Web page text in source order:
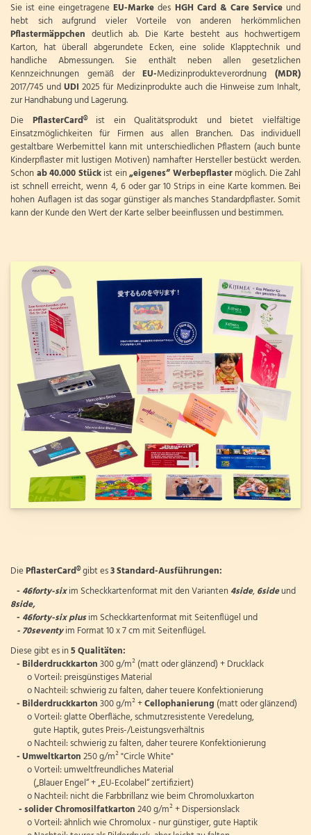
Sie ist eine eingetrageneEU-Markedes HGH Card & Care Serviceund
hebt sich aufgrund vieler Vorteile von anderen herkömmlichen
Pflastermäppchen deutlich ab. Die Karte besteht aus hochwertigem
Karton, hat überall abgerundete Ecken, eine solide Klapptechnik und
handliche Abmessungen. Sie enthält neben allen gesetzlichen
Kennzeichnungen gemäß derEU-Medizinprodukteverordnung (MDR)
2017/745 undUDI2025 für Medizinprodukte auch die Hinweise zum Inhalt,
zur Handhabung und Lagerung.
Die PflasterCard® ist ein Qualitätsprodukt und bietet vielfältige
Einsatzmöglichkeiten für Firmen aus allen Branchen. Das individuell
gestaltbare Werbemittel kann mit unterschiedlichen Pflastern (auch bunte
Kinderpflaster mit lustigen Motiven) namhafter Hersteller bestückt werden.
Schonab40.000 Stückist ein„eigenes“ Werbepflastermöglich. Die Zahl
ist schnell erreicht, wenn 4, 6 oder gar 10 Strips in eine Karte kommen. Bei
hohen Auflagen ist das sogar günstiger als manches Standardpflaster. Somit
kann der Kunde den Wert der Karte selber beeinflussen und bestimmen.
DiePflasterCard®gibt es3 Standard-Ausführungen:
- 46forty-sixim Scheckkartenformat mit den Varianten4side,6sideund
8side,
- 46forty-six plusim Scheckkartenformat mit Seitenflügel und
- 70seventyim Format 10 x 7 cm mit Seitenflügel.
Diese gibt es in5 Qualitäten:
- Bilderdruckkarton300 g/m² (matt oder glänzend) + Drucklack
o Vorteil: preisgünstiges Material
o Nachteil: schwierig zu falten, daher teuere Konfektionierung
- Bilderdruckkarton300 g/m² +Cellophanierung (matt oder glänzend)
o Vorteil: glatte Oberfläche, schmutzresistente Veredelung,
gute Haptik, gutes Preis-/Leistungsverhältnis
o Nachteil: schwierig zu falten, daher teurere Konfektionierung
- Umweltkarton250 g/m² "Circle White"
o Vorteil: umweltfreundliches Material
(„Blauer Engel“ + „EU-Ecolabel“ zertifiziert)
o Nachteil: nicht die Farbbrillanz wie beim Chromoluxkarton
- solider Chromosilfatkarton240 g/m² + Dispersionslack
o Vorteil: ähnlich wie Chromolux - nur günstiger, gute Haptik